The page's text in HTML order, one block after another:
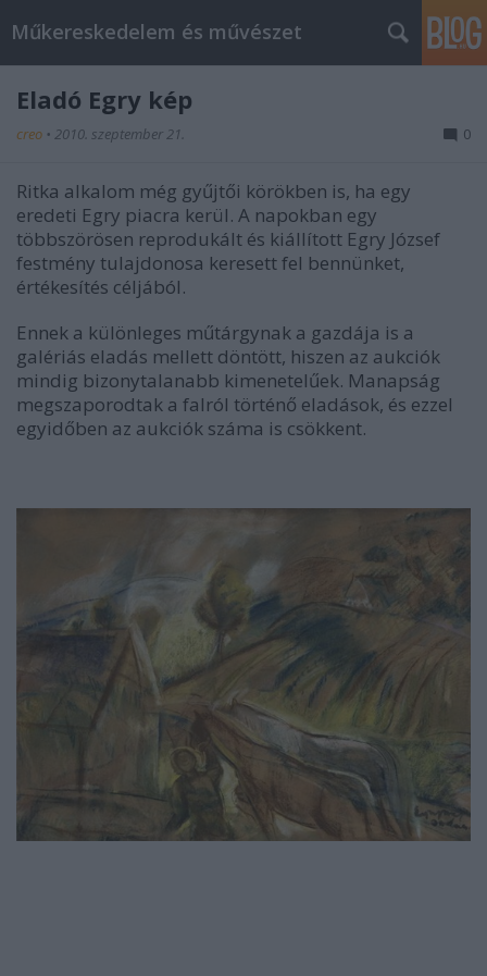
Műkereskedelem és művészet
Eladó Egry kép
creo • 2010. szeptember 21. 0
Ritka alkalom még gyűjtői körökben is, ha egy
eredeti Egry piacra kerül. A napokban egy
többszörösen reprodukált és kiállított Egry József
festmény tulajdonosa keresett fel bennünket,
értékesítés céljából.
Ennek a különleges műtárgynak a gazdája is a
galériás eladás mellett döntött, hiszen az aukciók
mindig bizonytalanabb kimenetelűek. Manapság
megszaporodtak a falról történő eladások, és ezzel
egyidőben az aukciók száma is csökkent.